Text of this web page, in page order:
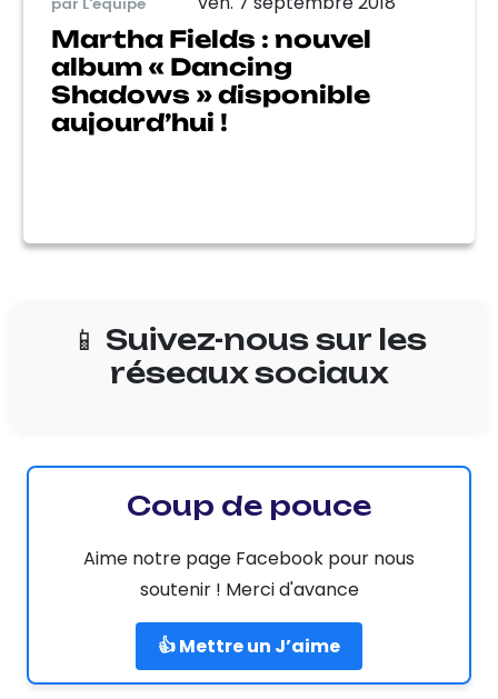
Martha Fields : nouvel
album « Dancing
Shadows » disponible
aujourd’hui !
📱 Suivez-nous sur les
réseaux sociaux
Coup de pouce
Aime notre page Facebook pour nous
soutenir ! Merci d'avance
👍 Mettre un J’aime